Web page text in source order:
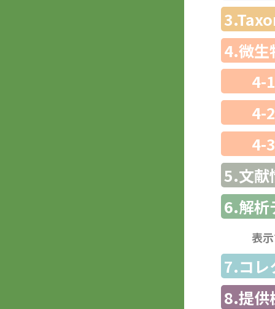
4.微生
4-
4-
4-
5.文献
6.解析
表
7.コレ
8.提供